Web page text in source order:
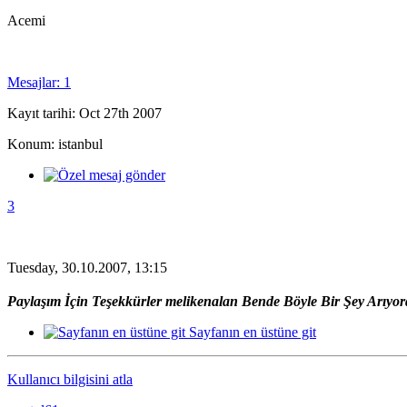
Acemi
Mesajlar: 1
Kayıt tarihi: Oct 27th 2007
Konum: istanbul
3
Tuesday, 30.10.2007, 13:15
Paylaşım İçin Teşekkürler melikenalan Bende Böyle Bir Şey
Sayfanın en üstüne git
Kullanıcı bilgisini atla